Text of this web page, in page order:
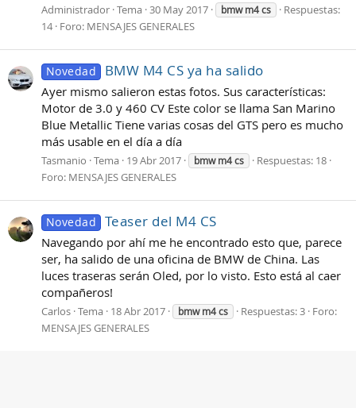
Administrador Tema 30 May 2017 bmw m4cs
Respuestas:
14 Foro: MENSAJES GENERALES
Novedad BMW M4 CS ya ha salido
Ayer mismo salieron estas fotos. Sus características:
Motor de 3.0 y 460 CV Este color se llama San Marino
Blue Metallic Tiene varias cosas del GTS pero es mucho
más usable en el día a día
Tasmanio Tema 19 Abr 2017 bmw m4cs
Respuestas: 18
Foro: MENSAJES GENERALES
Novedad Teaser del M4 CS
Navegando por ahí me he encontrado esto que, parece
ser, ha salido de una oficina de BMW de China. Las
luces traseras serán Oled, por lo visto. Esto está al caer
compañeros!
Carlos Tema 18 Abr 2017 bmw m4cs Respuestas: 3 Foro:
MENSAJES GENERALES